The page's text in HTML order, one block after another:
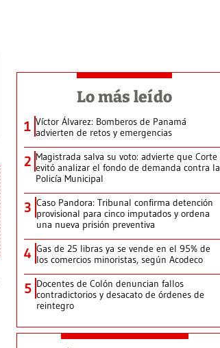
Lo más leído
1 Víctor Álvarez: Bomberos de Panamá
advierten de retos y emergencias
2 Magistrada salva su voto: advierte que Corte
evitó analizar el fondo de demanda contra la
Policía Municipal
3 Caso Pandora: Tribunal confirma detención
provisional para cinco imputados y ordena
una nueva prisión preventiva
4 Gas de 25 libras ya se vende en el 95% de
los comercios minoristas, según Acodeco
5 Docentes de Colón denuncian fallos
contradictorios y desacato de órdenes de
reintegro